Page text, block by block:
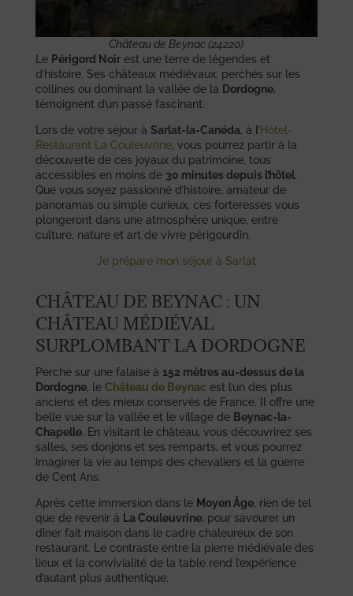
Château de Beynac (24220)
Le Périgord Noirest une terre de légendes et
d’histoire. Ses châteaux médiévaux, perchés sur les
collines ou dominant la vallée de la Dordogne,
témoignent d’un passé fascinant.
Lors de votre séjour à Sarlat-la-Canéda, à l’Hôtel-
Restaurant La Couleuvrine, vous pourrez partir à la
découverte de ces joyaux du patrimoine, tous
accessibles en moins de 30 minutes depuis l’hôtel.
Que vous soyez passionné d’histoire, amateur de
panoramas ou simple curieux, ces forteresses vous
plongeront dans une atmosphère unique, entre
culture, nature et art de vivre périgourdin.
Je prépare mon séjour à Sarlat
CHÂTEAU DE BEYNAC : UN
CHÂTEAU MÉDIÉVAL
SURPLOMBANT LA DORDOGNE
Perché sur une falaise à 152 mètres au-dessus de la
Dordogne, le Château de Beynac est l’un des plus
anciens et des mieux conservés de France. Il offre une
belle vue sur la vallée et le village de Beynac-la-
Chapelle. En visitant le château, vous découvrirez ses
salles, ses donjons et ses remparts, et vous pourrez
imaginer la vie au temps des chevaliers et la guerre
de Cent Ans.
Après cette immersion dans le Moyen Âge, rien de tel
que de revenir à La Couleuvrine, pour savourer un
dîner fait maison dans le cadre chaleureux de son
restaurant. Le contraste entre la pierre médiévale des
lieux et la convivialité de la table rend l’expérience
d’autant plus authentique.